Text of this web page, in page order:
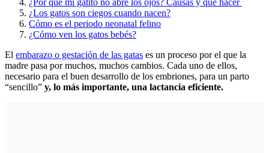
¿Los gatos son ciegos cuando nacen?
Cómo es el periodo neonatal felino
¿Cómo ven los gatos bebés?
El embarazo o gestación de las gatas es un proceso por el que la
madre pasa por muchos, muchos cambios. Cada uno de ellos,
necesario para el buen desarrollo de los embriones, para un parto
“sencillo” y, lo más importante, una lactancia eficiente.